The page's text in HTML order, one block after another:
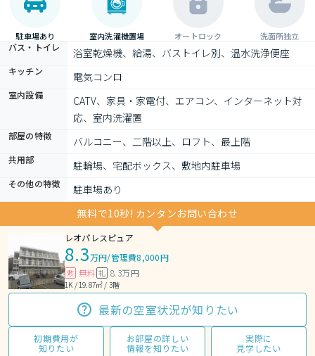
駐車場あり 室内洗濯機置場 オートロック 洗面所独立
バス・トイレ 浴室乾燥機、給湯、バストイレ別、温水洗浄便座
キッチン 電気コンロ
室内設備
CATV、家具・家電付、エアコン、インターネット対
応、室内洗濯置
部屋の特徴 バルコニー、二階以上、ロフト、最上階
共用部 駐輪場、宅配ボックス、敷地内駐車場
その他の特徴
駐車場あり
無料で10秒! カンタンお問い合わせ
レオパレスピュア
8.3万円/管理費8,000円
敷 無料 礼 8.3万円
1K / 19.87㎡ / 3階
最新の空室状況が知りたい
初期費用が
知りたい
お部屋の詳しい
情報を知りたい
実際に
見学したい